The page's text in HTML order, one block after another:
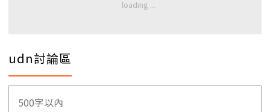
udn討論區